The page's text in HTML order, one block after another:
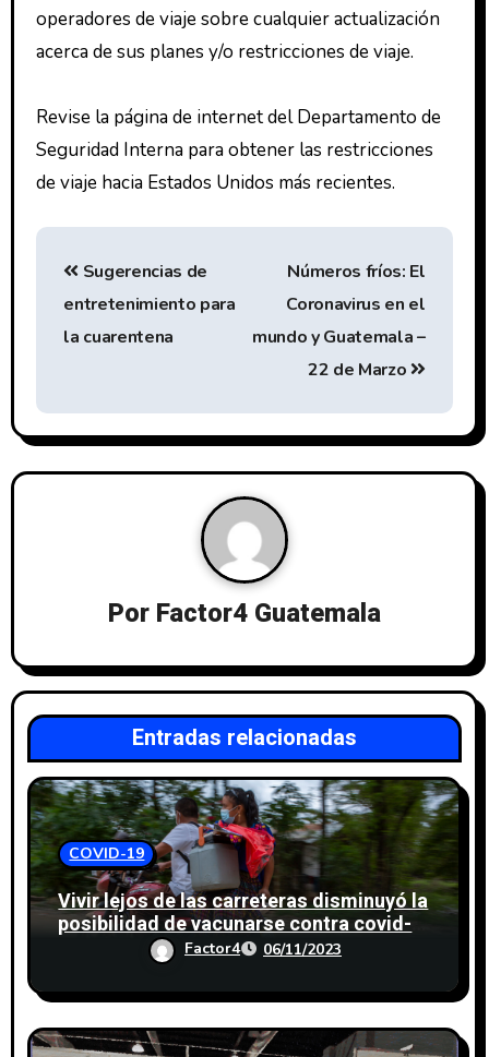
operadores de viaje sobre cualquier actualización
acerca de sus planes y/o restricciones de viaje.
Revise la página de internet del Departamento de
Seguridad Interna para obtener las restricciones
de viaje hacia Estados Unidos más recientes.
Sugerencias de
entretenimiento para
la cuarentena
Números fríos: El
Coronavirus en el
mundo y Guatemala –
22 de Marzo
Por Factor4 Guatemala
Entradas relacionadas
COVID-19
Vivir lejos de las carreteras disminuyó la
posibilidad de vacunarse contra covid-
Factor4 06/11/2023